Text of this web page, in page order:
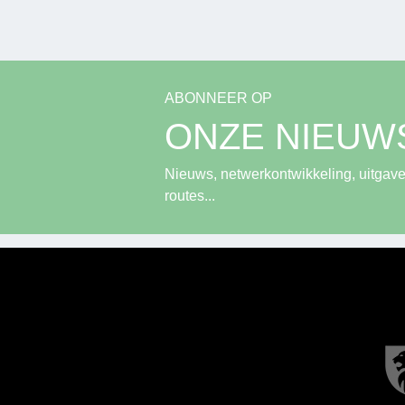
ABONNEER OP
ONZE
Nieuws, netwerkontwikkeling,
routes...